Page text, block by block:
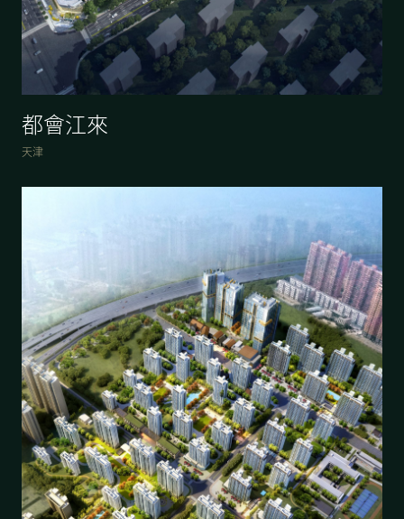
都會江來
天津